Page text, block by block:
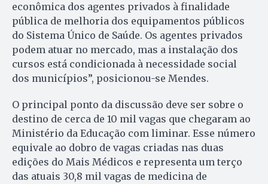
econômica dos agentes privados à finalidade
pública de melhoria dos equipamentos públicos
do Sistema Único de Saúde. Os agentes privados
podem atuar no mercado, mas a instalação dos
cursos está condicionada à necessidade social
dos municípios”, posicionou-se Mendes.
O principal ponto da discussão deve ser sobre o
destino de cerca de 10 mil vagas que chegaram ao
Ministério da Educação com liminar. Esse número
equivale ao dobro de vagas criadas nas duas
edições do Mais Médicos e representa um terço
das atuais 30,8 mil vagas de medicina de